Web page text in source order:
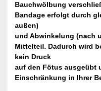
Bauchwölbung
Bandage erfolgt durch
außen)
und Abwinkelung (nach
Mittelteil. Dadurch wird
kein Druck
auf den Fötus ausgeübt
Einschränkung in Ihrer